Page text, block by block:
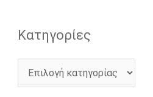
Kατηγορίες